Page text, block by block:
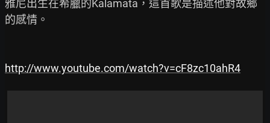
雅尼出生在希臘的Kalamata，這首歌是描述他對故鄉
的感情。
http://www.youtube.com/watch?v=cF8zc10ahR4